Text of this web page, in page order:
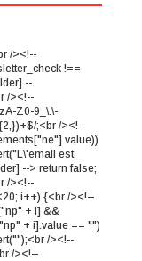
/><!--
!==
--
/><!--
Z0-9_\.\-
;<br /><!--
est
--> return false;
/><!--
i++) {<br /><!--
+ i] &&
+ i].value == "")
/><!--
/><!--